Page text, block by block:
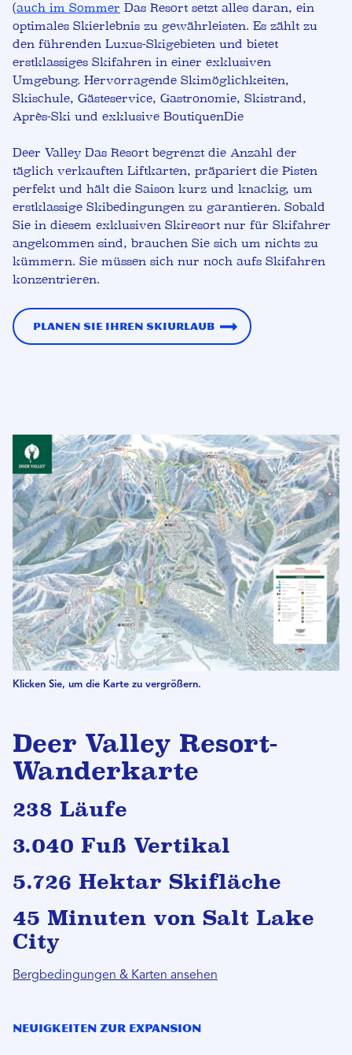
(auch im Sommer Das Resort setzt alles daran, ein
optimales Skierlebnis zu gewährleisten. Es zählt zu
den führenden Luxus-Skigebieten und bietet
erstklassiges Skifahren in einer exklusiven
Umgebung. Hervorragende Skimöglichkeiten,
Skischule, Gästeservice, Gastronomie, Skistrand,
Après-Ski und exklusive BoutiquenDie
Deer Valley Das Resort begrenzt die Anzahl der
täglich verkauften Liftkarten, präpariert die Pisten
perfekt und hält die Saison kurz und knackig, um
erstklassige Skibedingungen zu garantieren. Sobald
Sie in diesem exklusiven Skiresort nur für Skifahrer
angekommen sind, brauchen Sie sich um nichts zu
kümmern. Sie müssen sich nur noch aufs Skifahren
konzentrieren.
Planen Sie Ihren Skiurlaub
Klicken Sie, um die Karte zu vergrößern.
Deer Valley Resort-
Wanderkarte
238 Läufe
3.040 Fuß Vertikal
5.726 Hektar Skifläche
45 Minuten von Salt Lake
City
Bergbedingungen & Karten ansehen
Neuigkeiten zur Expansion